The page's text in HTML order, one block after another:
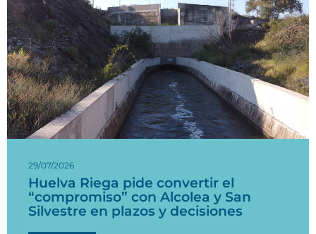
29/07/2026
Huelva Riega pide convertir el
“compromiso” con Alcolea y San
Silvestre en plazos y decisiones